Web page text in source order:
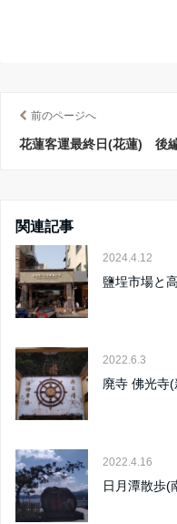
前のページへ
花蓮客運最終日(花蓮) 後
関連記事
2024.4.12
鹽埕市場と
2022.6.3
廃寺 佛光寺(
2022.4.16
日月潭散歩